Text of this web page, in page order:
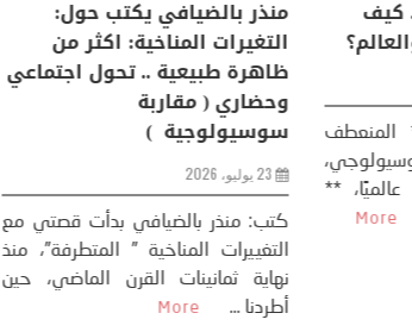
منذر بالضيافي يكتب حول:
التغيرات المناخية: اكثر من
ظاهرة طبيعية .. تحول اجتماعي
وحضاري ( مقاربة
سوسيولوجية )
23 يوليو، 2026
كتب: منذر بالضيافي بدأت قصتي مع
التغييرات المناخية ” المتطرفة”، منذ
نهاية ثمانينات القرن الماضي، حين
أطردنا ...
More
كيف
المنعطف
**
More